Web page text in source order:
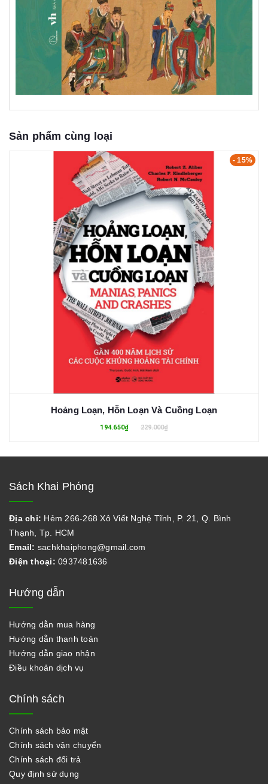
Sản phẩm cùng loại
- 15%
Hoảng Loạn, Hỗn Loạn Và Cuồng Loạn
194.650₫ 229.000₫
Sách Khai Phóng
Địa chỉ: Hẻm 266-268 Xô Viết Nghệ Tĩnh, P. 21, Q. Bình
Thạnh, Tp. HCM
Email: sachkhaiphong@gmail.com
Điện thoại: 0937481636
Hướng dẫn
Hướng dẫn mua hàng
Hướng dẫn thanh toán
Hướng dẫn giao nhận
Điều khoản dịch vụ
Chính sách
Chính sách bảo mật
Chính sách vận chuyển
Chính sách đổi trả
Quy định sử dụng